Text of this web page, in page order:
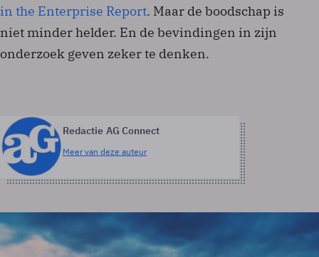
in the Enterprise Report. Maar de boodschap is
niet minder helder. En de bevindingen in zijn
onderzoek geven zeker te denken.
Redactie AG Connect
Meer van deze auteur